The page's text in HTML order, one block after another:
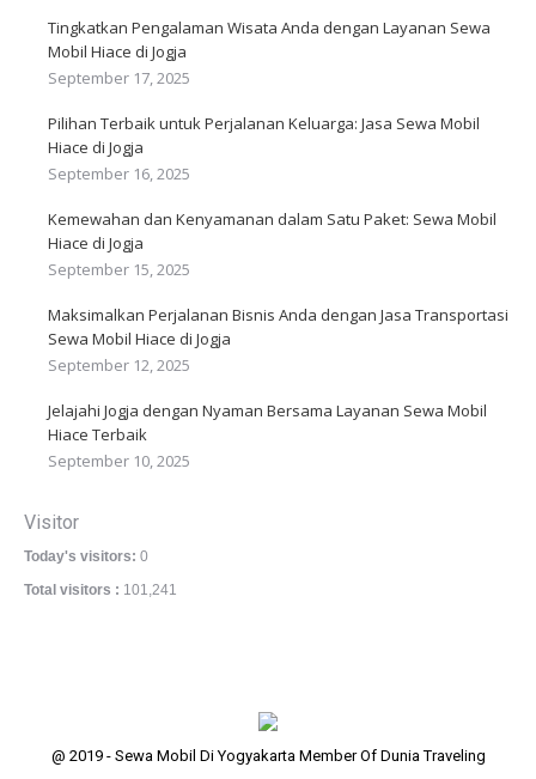
Tingkatkan Pengalaman Wisata Anda dengan Layanan Sewa
Mobil Hiace di Jogja
September 17, 2025
Pilihan Terbaik untuk Perjalanan Keluarga: Jasa Sewa Mobil
Hiace di Jogja
September 16, 2025
Kemewahan dan Kenyamanan dalam Satu Paket: Sewa Mobil
Hiace di Jogja
September 15, 2025
Maksimalkan Perjalanan Bisnis Anda dengan Jasa Transportasi
Sewa Mobil Hiace di Jogja
September 12, 2025
Jelajahi Jogja dengan Nyaman Bersama Layanan Sewa Mobil
Hiace Terbaik
September 10, 2025
Visitor
Today's visitors: 0
Total visitors : 101,241
@ 2019 - Sewa Mobil Di Yogyakarta Member Of Dunia Traveling